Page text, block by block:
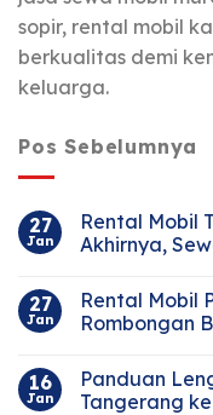
sopir, rental mobil
berkualitas demi
keluarga.
Pos Sebelumnya
27
Jan
Rental Mobil
Akhirnya,
27
Jan
Rental Mobil
Rombongan
16
Jan
Panduan
Tangerang